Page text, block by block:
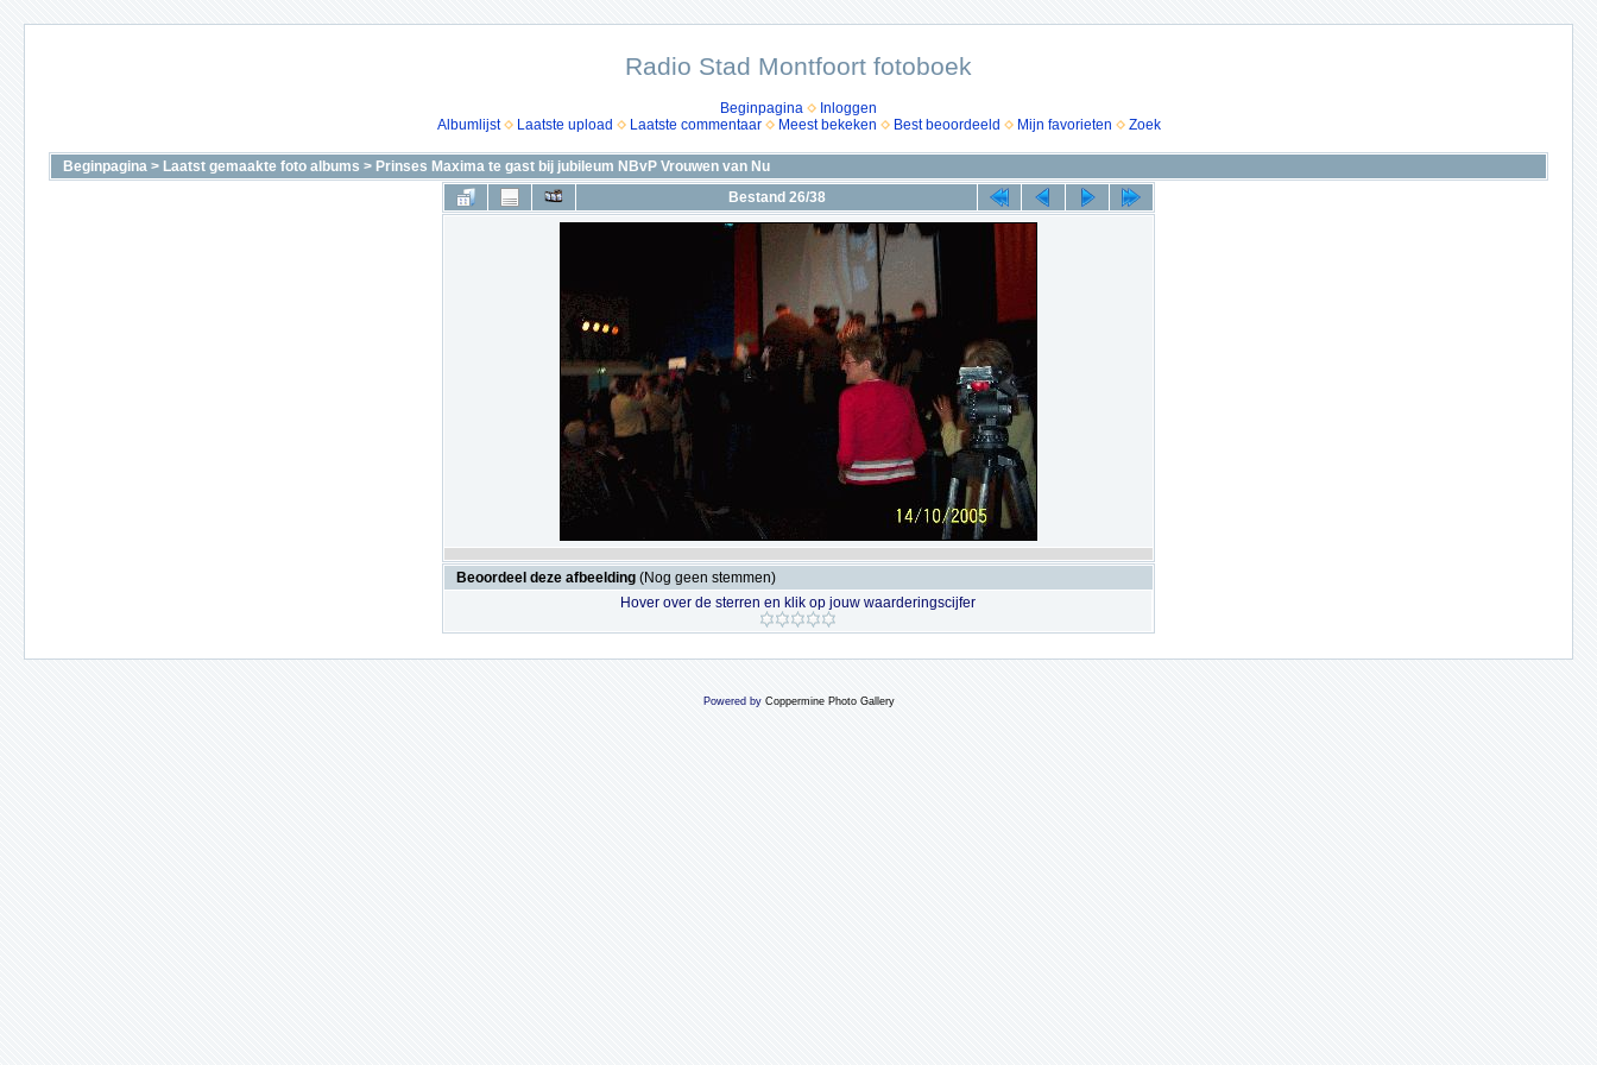
Radio Stad Montfoort fotoboek
Beginpagina
Inloggen
Albumlijst
Laatste upload Laatste commentaar Meest bekeken Best beoordeeld Mijn favorieten Zoek
Beginpagina > Laatst gemaakte foto albums > Prinses Maxima te gast bij jubileum NBvP Vrouwen van Nu
Bestand 26/38
Beoordeel deze afbeelding (Nog geen stemmen)
Hover over de sterren en klik op jouw waarderingscijfer
Powered by Coppermine Photo Gallery